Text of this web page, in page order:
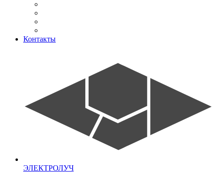
Контакты
ЭЛЕКТРОЛУЧ